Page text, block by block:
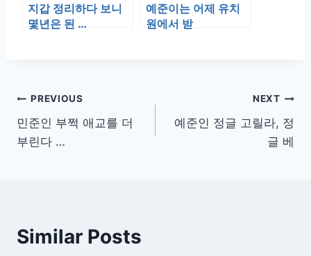
지갑 정리하다 보니
몇년은 된 …
예준이는 어제 유치
원에서 받
글
탐
PREVIOUS
민준인 부쩍 애교를 더
부린다 …
NEXT
예준인 정글 고릴라, 정
글 베
Similar Posts